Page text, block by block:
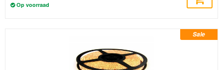
Op voorraad
Sale